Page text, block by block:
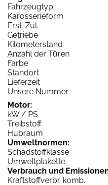
Fahrzeugtyp
Karosserieform
Erst-Zul.
Getriebe
Kilometerstand
Anzahl der Türen
Farbe
Standort
Lieferzeit
Unsere Nummer
Motor:
kW / PS
Treibstoff
Hubraum
Umweltnormen:
Schadstoffklasse
Umweltplakette
Verbrauch und
Kraftstoffverbr. komb.